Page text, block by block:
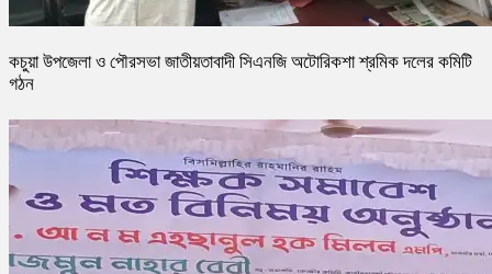
কচুয়া উপজেলা ও পৌরসভা জাতীয়তাবাদী সিএনজি অটোরিকশা শ্রমিক দলের কমিটি
গঠন